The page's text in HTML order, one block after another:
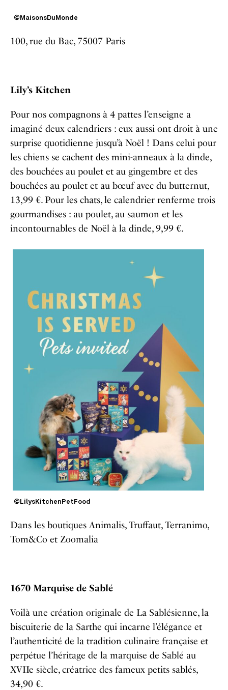
©MaisonsDuMonde
100, rue du Bac, 75007 Paris
Lily’s Kitchen
Pour nos compagnons à 4 pattes l’enseigne a
imaginé deux calendriers : eux aussi ont droit à une
surprise quotidienne jusqu’à Noël ! Dans celui pour
les chiens se cachent des mini-anneaux à la dinde,
des bouchées au poulet et au gingembre et des
bouchées au poulet et au bœuf avec du butternut,
13,99 €. Pour les chats, le calendrier renferme trois
gourmandises : au poulet, au saumon et les
incontournables de Noël à la dinde, 9,99 €.
©LilysKitchenPetFood
Dans les boutiques Animalis, Truffaut, Terranimo,
Tom&Co et Zoomalia
1670 Marquise de Sablé
Voilà une création originale de La Sablésienne, la
biscuiterie de la Sarthe qui incarne l’élégance et
l’authenticité de la tradition culinaire française et
perpétue l’héritage de la marquise de Sablé au
XVIIe siècle, créatrice des fameux petits sablés,
34,90 €.